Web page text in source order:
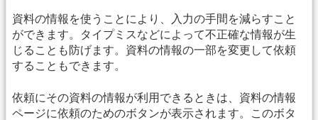
資料の情報を使うことにより、入力の手間を減らすこと
ができます。タイプミスなどによって不正確な情報が生
じることも防げます。資料の情報の一部を変更して依頼
することもできます。
依頼にその資料の情報が利用できるときは、資料の情報
ページに依頼のためのボタンが表示されます。このボタ